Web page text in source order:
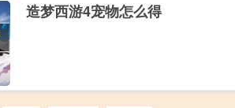
造梦西游4宠物怎么得